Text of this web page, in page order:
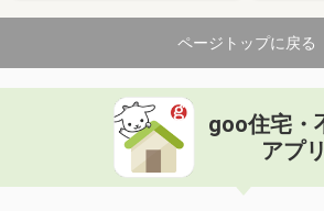
ページトップに戻る
goo住宅・
アプリ